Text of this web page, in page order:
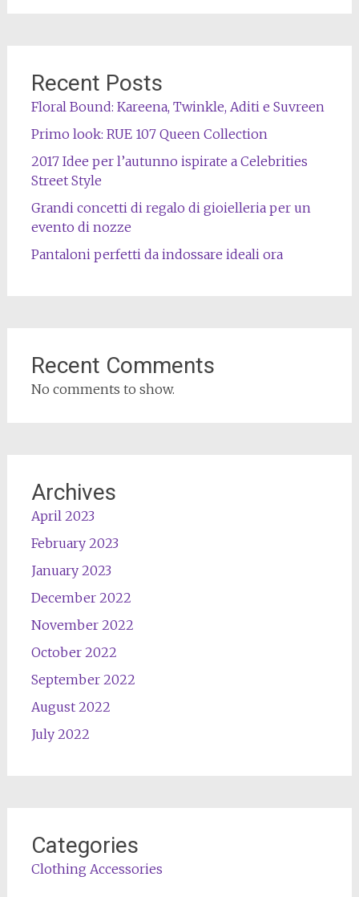
Recent Posts
Floral Bound: Kareena, Twinkle, Aditi e Suvreen
Primo look: RUE 107 Queen Collection
2017 Idee per l’autunno ispirate a Celebrities
Street Style
Grandi concetti di regalo di gioielleria per un
evento di nozze
Pantaloni perfetti da indossare ideali ora
Recent Comments
No comments to show.
Archives
April 2023
February 2023
January 2023
December 2022
November 2022
October 2022
September 2022
August 2022
July 2022
Categories
Clothing Accessories